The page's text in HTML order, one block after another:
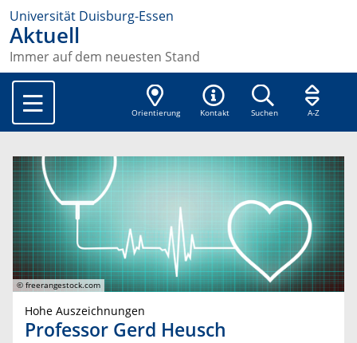
Universität Duisburg-Essen
Aktuell
Immer auf dem neuesten Stand
Orientierung Kontakt Suchen A-Z
© freerangestock.com
Hohe Auszeichnungen
Professor Gerd Heusch